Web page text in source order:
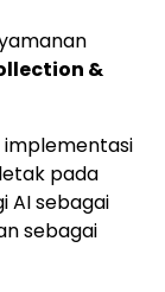
&
implementasi
pada
AI sebagai
sebagai